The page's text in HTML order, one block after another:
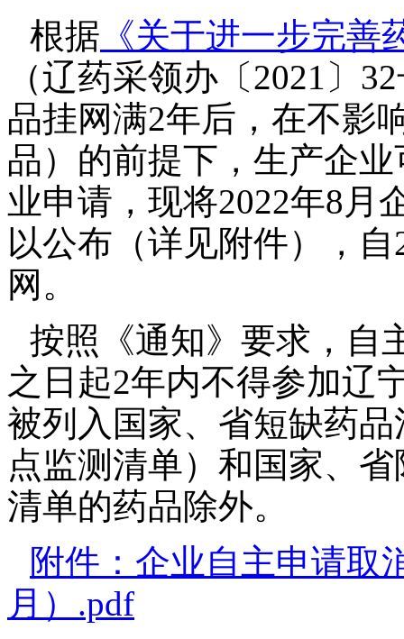
根据 《关于进一步完
（辽药采领办〔2021〕
品挂网满2年后，在不影
品）的前提下，生产企
业申请，现将2022年8月
以公布（详见附件），
网。
按照《通知》要求，自
之日起2年内不得参加辽
被列入国家、省短缺药
点监测清单）和国家、
清单的药品除外。
附件：企业自主申请取
月）.pdf